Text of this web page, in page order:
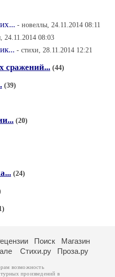
- новеллы, 24.11.2014 08:11
24.11.2014 08:03
- стихи, 28.11.2014 12:21
сражений... (44)
(39)
(20)
(24)
Поиск
Магазин
Стихи.ру Проза.ру
возможность
произведений в